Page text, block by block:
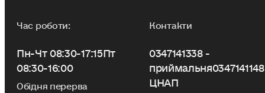
Час роботи:
Пн-Чт 08:30-17:15Пт
08:30-16:00
Обідня перерва
Контакти
0347141338 -
приймальня
ЦНАП